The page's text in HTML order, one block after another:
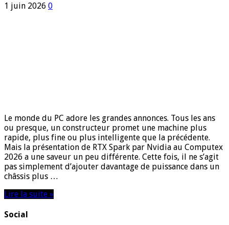
1 juin 2026 0
Le monde du PC adore les grandes annonces. Tous les ans
ou presque, un constructeur promet une machine plus
rapide, plus fine ou plus intelligente que la précédente.
Mais la présentation de RTX Spark par Nvidia au Computex
2026 a une saveur un peu différente. Cette fois, il ne s’agit
pas simplement d’ajouter davantage de puissance dans un
châssis plus …
Lire la suite »
Social